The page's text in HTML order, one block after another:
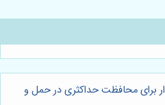
برای محافظت حداکثری در حمل و